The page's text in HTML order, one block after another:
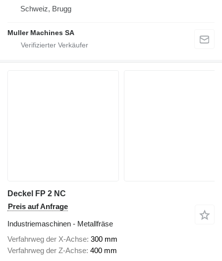
Schweiz, Brugg
Muller Machines SA
Deckel FP 2 NC
Preis auf Anfrage
Industriemaschinen - Metallfräse
Verfahrweg der X-Achse 300 mm
Verfahrweg der Z-Achse 400 mm